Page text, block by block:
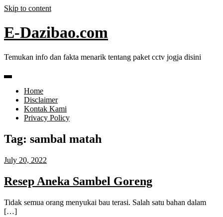
Skip to content
E-Dazibao.com
Temukan info dan fakta menarik tentang paket cctv jogja disini
Home
Disclaimer
Kontak Kami
Privacy Policy
Tag: sambal matah
July 20, 2022
Resep Aneka Sambel Goreng
Tidak semua orang menyukai bau terasi. Salah satu bahan dalam
[…]